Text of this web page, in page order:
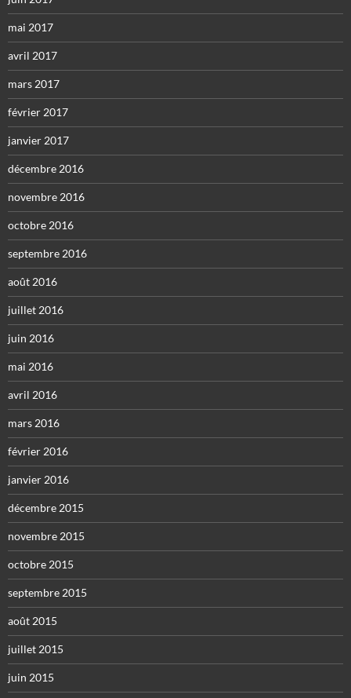
mai 2017
avril 2017
mars 2017
février 2017
janvier 2017
décembre 2016
novembre 2016
octobre 2016
septembre 2016
août 2016
juillet 2016
juin 2016
mai 2016
avril 2016
mars 2016
février 2016
janvier 2016
décembre 2015
novembre 2015
octobre 2015
septembre 2015
août 2015
juillet 2015
juin 2015